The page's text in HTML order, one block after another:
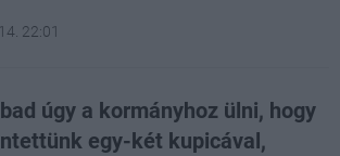
22:01
úgy a kormányhoz ülni, hogy
egy-két kupicával,